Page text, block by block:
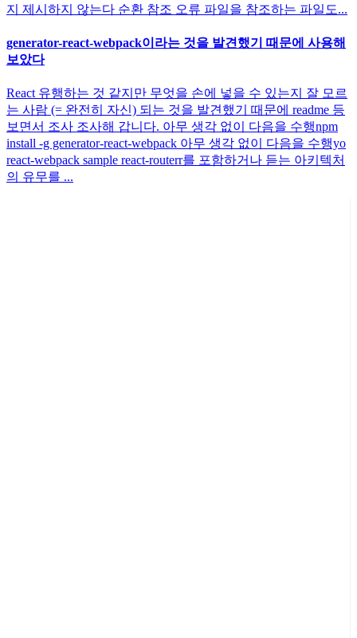
지 제시하지 않는다 순환 참조 오류 파일을 참조하는 파일도...
generator-react-webpack이라는 것을 발견했기 때문에 사용해
보았다
React 유행하는 것 같지만 무엇을 손에 넣을 수 있는지 잘 모르
는 사람 (= 완전히 자신) 되는 것을 발견했기 때문에 readme 등
보면서 조사 조사해 갑니다. 아무 생각 없이 다음을 수행npm
install -g generator-react-webpack 아무 생각 없이 다음을 수행yo
react-webpack sample react-routerr를 포함하거나 듣는 아키텍처
의 유무를 ...